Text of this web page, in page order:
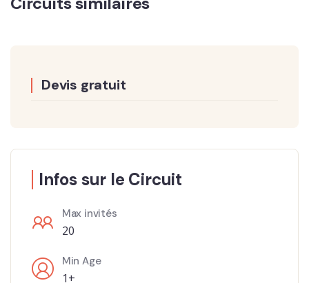
Devis gratuit
Infos sur le Circuit
Max invités
20
Min Age
1+